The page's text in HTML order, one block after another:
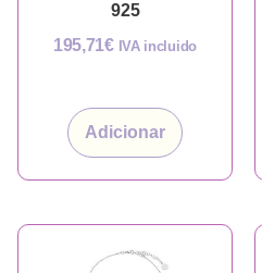
925
195,71€ IVA incluido
Adicionar